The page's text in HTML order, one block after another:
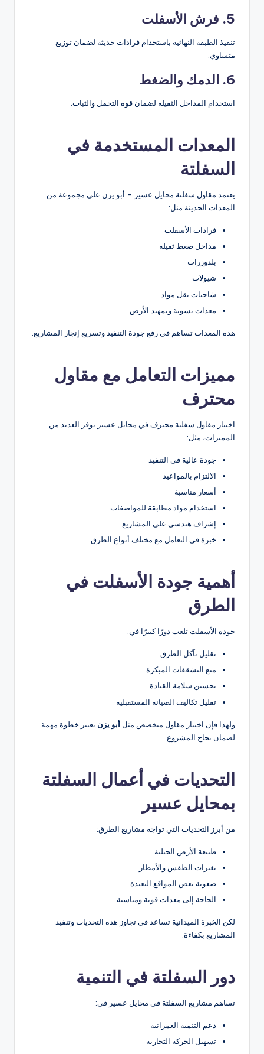
5. فرش الأسفلت
تنفيذ الطبقة النهائية باستخدام فرادات حديثة لضمان توزيع
متساوي.
6. الدمك والضغط
استخدام المداحل الثقيلة لضمان قوة التحمل والثبات.
المعدات المستخدمة في
السفلتة
يعتمد مقاول سفلتة محايل عسير – أبو يزن على مجموعة من
المعدات الحديثة مثل:
فرادات الأسفلت
مداحل ضغط ثقيلة
بلدوزرات
شيولات
شاحنات نقل مواد
معدات تسوية وتمهيد الأرض
هذه المعدات تساهم في رفع جودة التنفيذ وتسريع إنجاز المشاريع.
مميزات التعامل مع مقاول
محترف
اختيار مقاول سفلتة محترف في محايل عسير يوفر العديد من
المميزات، مثل:
جودة عالية في التنفيذ
الالتزام بالمواعيد
أسعار مناسبة
استخدام مواد مطابقة للمواصفات
إشراف هندسي على المشاريع
خبرة في التعامل مع مختلف أنواع الطرق
أهمية جودة الأسفلت في
الطرق
جودة الأسفلت تلعب دورًا كبيرًا في:
تقليل تآكل الطرق
منع التشققات المبكرة
تحسين سلامة القيادة
تقليل تكاليف الصيانة المستقبلية
ولهذا فإن اختيار مقاول متخصص مثل أبو يزن يعتبر خطوة مهمة
لضمان نجاح المشروع.
التحديات في أعمال السفلتة
بمحايل عسير
من أبرز التحديات التي تواجه مشاريع الطرق:
طبيعة الأرض الجبلية
تغيرات الطقس والأمطار
صعوبة بعض المواقع البعيدة
الحاجة إلى معدات قوية ومناسبة
لكن الخبرة الميدانية تساعد في تجاوز هذه التحديات وتنفيذ
المشاريع بكفاءة.
دور السفلتة في التنمية
تساهم مشاريع السفلتة في محايل عسير في:
دعم التنمية العمرانية
تسهيل الحركة التجارية